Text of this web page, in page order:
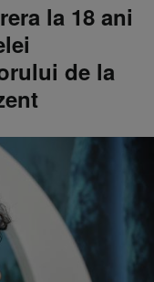
la 18 ani
de la